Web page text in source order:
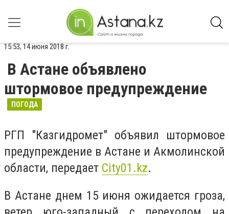
15:53, 14 июня 2018 г.
В Астане объявлено
штормовое предупреждение
ПОГОДА
РГП "Казгидромет" объявил штормовое
предупреждение в Астане и Акмолинской
области, передает Сity01.kz.
В Астане днем 15 июня ожидается гроза,